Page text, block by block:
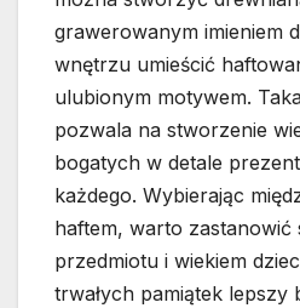
grawerowanym imieniem
wnętrzu umieścić
ulubionym motywem.
pozwala na stworzenie
bogatych w detale
każdego. Wybierając
haftem, warto zastanowić
przedmiotu i wiekiem
trwałych pamiątek lepszy